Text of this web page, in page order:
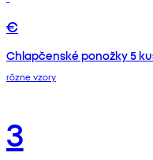
€
Chlapčenské ponožky 5
rôzne vzory
3